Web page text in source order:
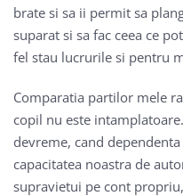
brate si sa ii permit sa
suparat si sa fac ceea ce
fel stau lucrurile si pentru
Comparatia partilor mele
copil nu este
devreme, cand
capacitatea noastra de
supravietui pe cont